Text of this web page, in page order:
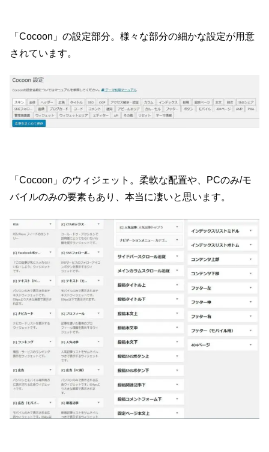
「Cocoon」の設定部分。様々な部分の細かな設定が用意
されています。
「Cocoon」のウィジェット。柔軟な配置や、PCのみ/モ
バイルのみの要素もあり、本当に凄いと思います。